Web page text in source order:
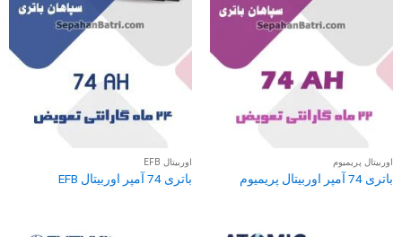
اوربیتال پریمیوم
باتری 74 آمپر اوربیتال پریمیوم
اوربیتال EFB
باتری 74 آمپر اوربیتال EFB